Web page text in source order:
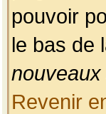
pouvoir
le bas de
Revenir